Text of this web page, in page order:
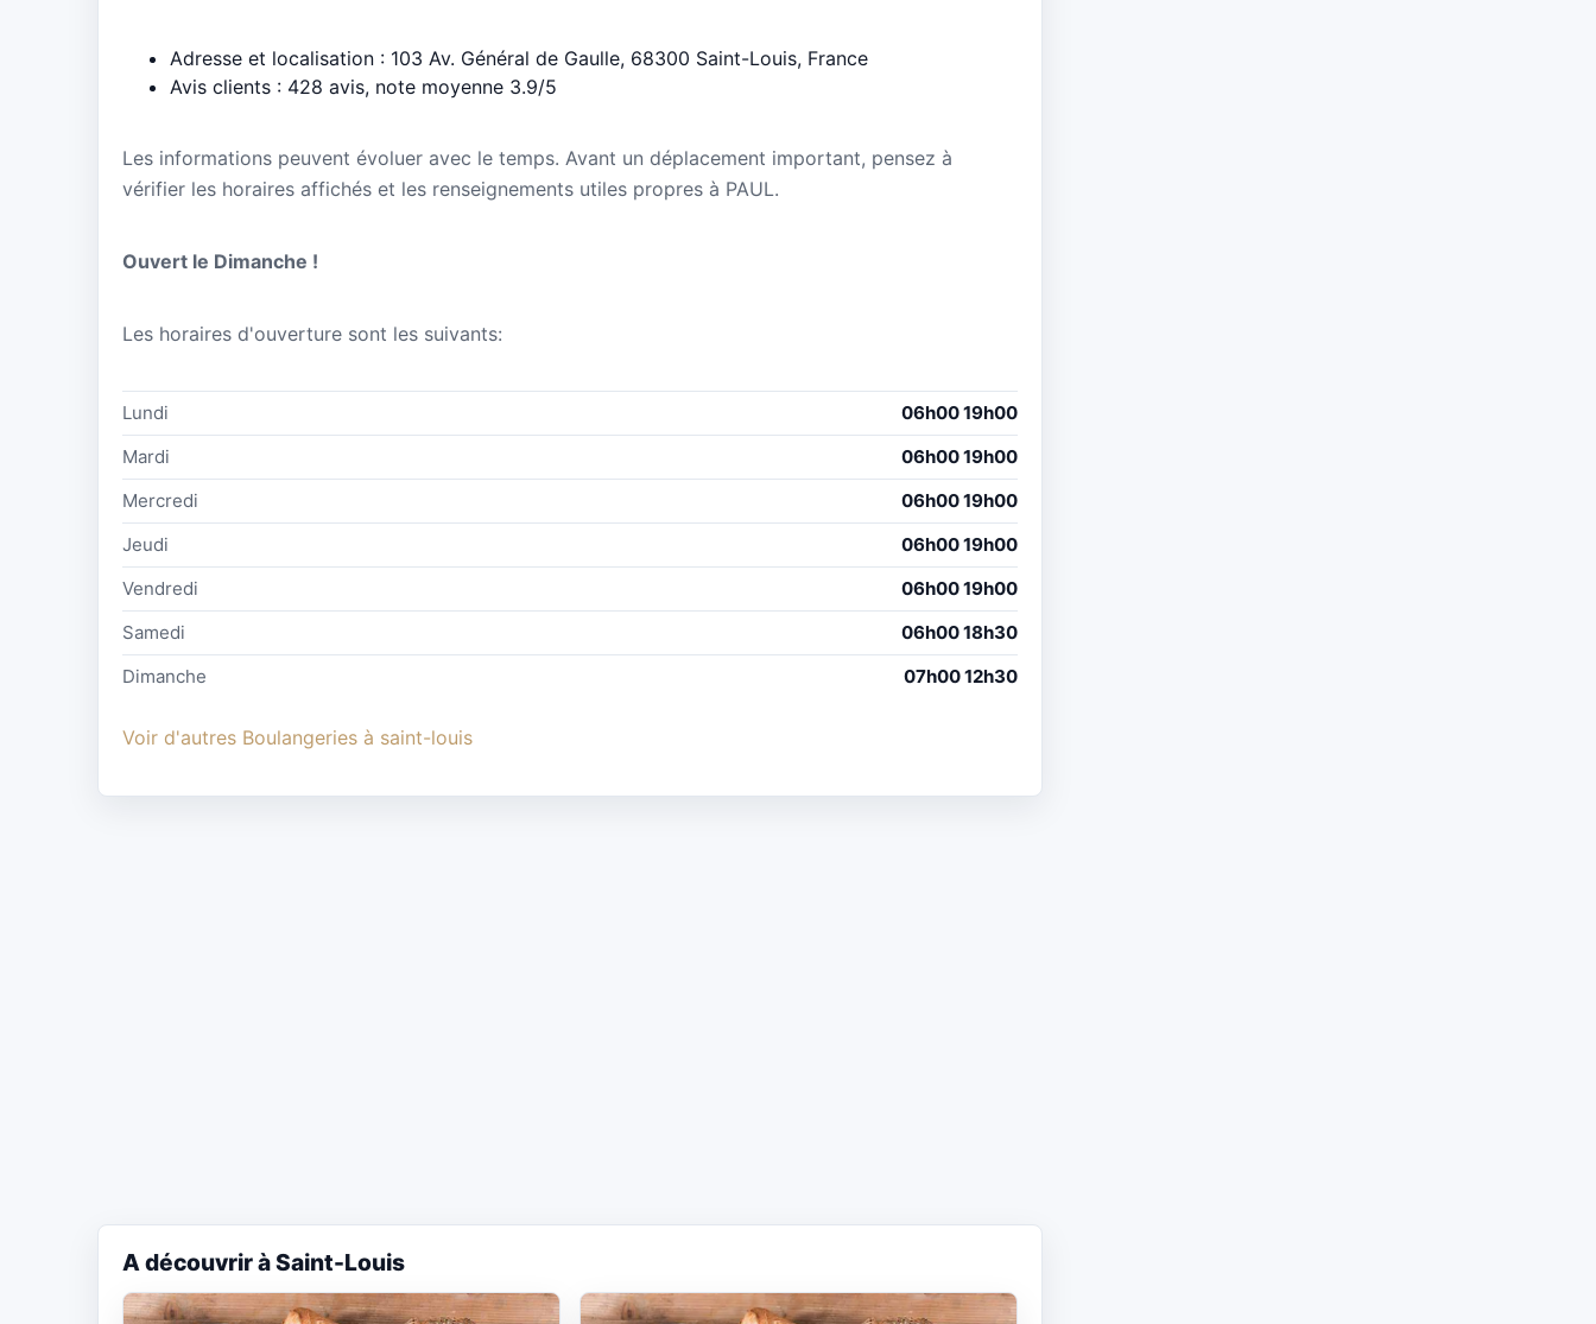
Adresse et localisation : 103 Av. Général de Gaulle, 68300 Saint-Louis, France
Avis clients : 428 avis, note moyenne 3.9/5
Les informations peuvent évoluer avec le temps. Avant un déplacement important, pensez à
vérifier les horaires affichés et les renseignements utiles propres à PAUL.
Ouvert le Dimanche !
Les horaires d'ouverture sont les suivants:
Lundi
06h00 19h00
Mardi
06h00 19h00
Mercredi
06h00 19h00
Jeudi
06h00 19h00
Vendredi
06h00 19h00
Samedi
06h00 18h30
Dimanche
07h00 12h30
Voir d'autres Boulangeries à saint-louis
A découvrir à Saint-Louis